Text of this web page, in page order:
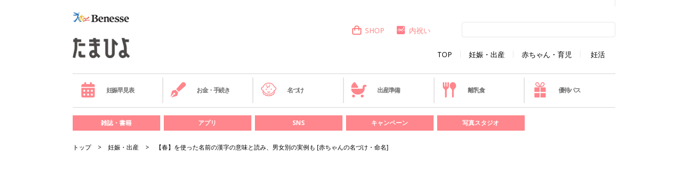
TOP 妊娠・出産 赤ちゃん・育児 妊活
SHOP 内祝い
妊娠早見表 お金・手続き 名づけ 出産準備 離乳食 優待パス
雑誌・書籍 アプリ SNS キャンペーン 写真スタジオ
トップ 妊娠・出産 【春】を使った名前の漢字の意味と読み、男女別の実例も [赤ちゃんの名づけ・命名]